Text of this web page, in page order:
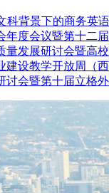
科背景下的商务英
年度会议暨第十二
量发展研讨会暨高
建设教学开放周（
讨会暨第十届立格